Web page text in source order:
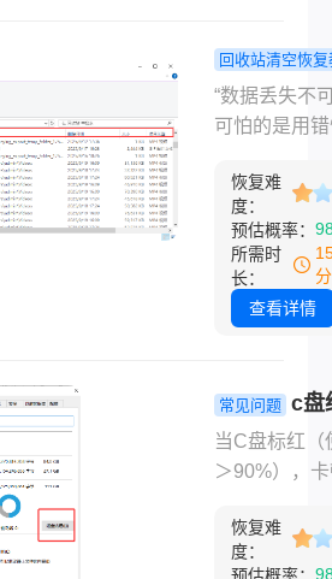
结合多年经
恢复方法，
速找回丢失
曾有过。作
互联网行业
年、专门测
我几乎每天
社群里看到
求助。
回收站清空恢
笔记本电脑
站删除的文
方法，小白
快速找回！
“数据丢失不
可怕的是用
无法挽回！”
耕电脑软件
年的博主，
多职场人因
公文件熬夜
—— 其实回
除的文件并
“灰飞烟灭”
确方法就能
度挽回损失。
恢复难
度：
预估概率：
所需时
长：
查看详情
常见问题 c盘
怎么清理垃
不误删？8
间（2026
风险指南）
当C盘标红（
＞90%），
至，许多用
乱误删
恢复难
度：